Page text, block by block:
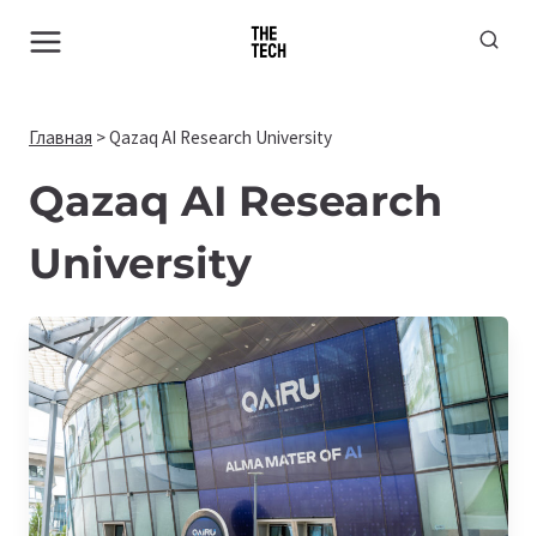
Главная >Qazaq AI Research University
Qazaq AI Research
University